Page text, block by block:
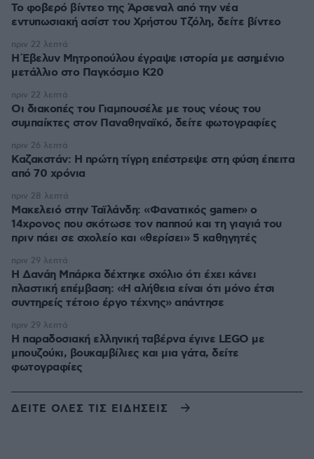
Το φοβερό βίντεο της Άρσεναλ από την νέα
εντυπωσιακή ασίστ του Χρήστου Τζόλη, δείτε βίντεο
Η Έβελυν Μητροπούλου έγραψε ιστορία με ασημένιο
μετάλλιο στο Παγκόσμιο Κ20
πριν 22 λεπτά
Οι διακοπές του Γιαμπουσέλε με τους νέους του
συμπαίκτες στον Παναθηναϊκό, δείτε φωτογραφίες
πριν 22 λεπτά
Καζακστάν: Η πρώτη τίγρη επέστρεψε στη φύση έπειτα
από 70 χρόνια
πριν 26 λεπτά
Μακελειό στην Ταϊλάνδη: «Φανατικός gamer» ο
14χρονος που σκότωσε τον παππού και τη γιαγιά του
πριν πάει σε σχολείο και «θερίσει» 5 καθηγητές
πριν 28 λεπτά
Η Δανάη Μπάρκα δέχτηκε σχόλιο ότι έχει κάνει
πλαστική επέμβαση: «Η αλήθεια είναι ότι μόνο έτσι
συντηρείς τέτοιο έργο τέχνης» απάντησε
πριν 29 λεπτά
Η παραδοσιακή ελληνική ταβέρνα έγινε LEGO με
μπουζούκι, βουκαμβίλιες και μια γάτα, δείτε
φωτογραφίες
πριν 29 λεπτά
ΔΕΙΤΕ ΟΛΕΣ ΤΙΣ ΕΙΔΗΣΕΙΣ